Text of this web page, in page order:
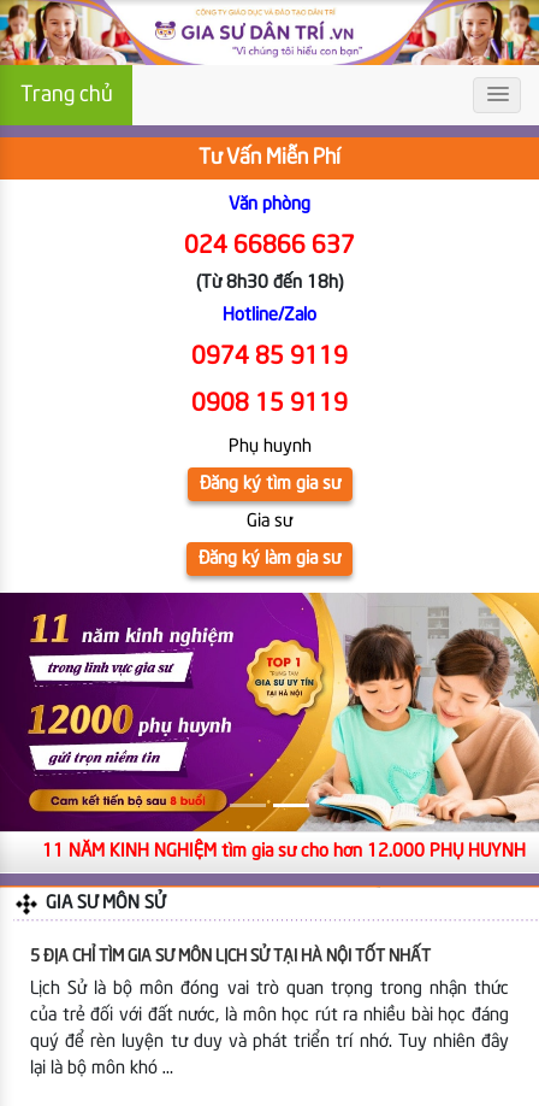
Trang chủ
Tư Vấn Miễn Phí
Văn phòng
024 66866 637
(Từ 8h30 đến 18h)
Hotline/Zalo
0974 85 9119
0908 15 9119
Phụ huynh
Đăng ký tìm gia sư
Gia sư
Đăng ký làm gia sư
11 NĂM KINH NGHIỆM tìm gia sư cho hơn 12.000 PHỤ HUYNH
GIA SƯ MÔN SỬ
5 ĐỊA CHỈ TÌM GIA SƯ MÔN LỊCH SỬ TẠI HÀ NỘI TỐT NHẤT
Lịch Sử là bộ môn đóng vai trò quan trọng trong nhận thức
của trẻ đối với đất nước, là môn học rút ra nhiều bài học đáng
quý để rèn luyện tư duy và phát triển trí nhớ. Tuy nhiên đây
lại là bộ môn khó …